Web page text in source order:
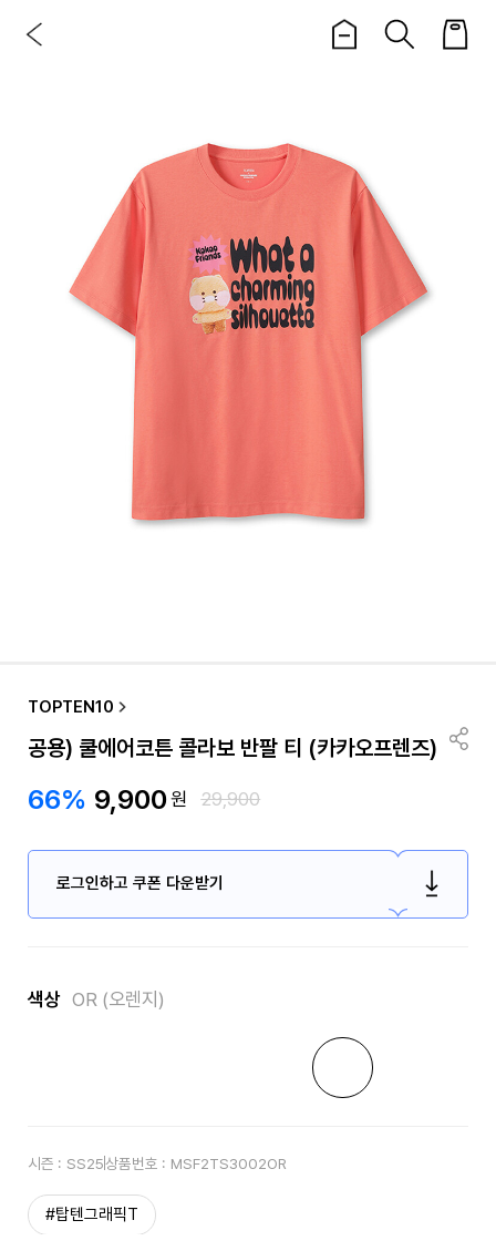
TOPTEN10
공용) 쿨에어코튼 콜라보 반팔 티 (카카오프렌즈)
66% 9,900원 29,900
로그인하고 쿠폰 다운받기
색상 OR (오렌지)
시즌 : SS25상품번호 : MSF2TS3002OR
#탑텐그래픽T